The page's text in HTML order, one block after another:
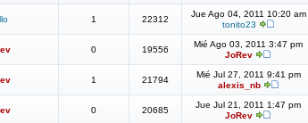
1 22312
Jue Ago 04, 2011 10:20 am
tonito23
0 19556
Mié Ago 03, 2011 3:47 pm
JoRev
1 21794
Mié Jul 27, 2011 9:41 pm
alexis_nb
0 20685
Jue Jul 21, 2011 1:47 pm
JoRev